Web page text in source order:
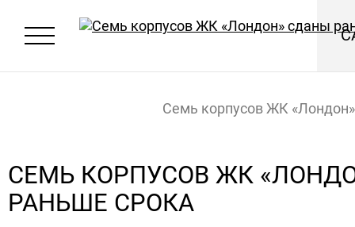
Семь корпусов ЖК
СЕМЬ КОРПУСОВ ЖК
РАНЬШЕ СРОКА